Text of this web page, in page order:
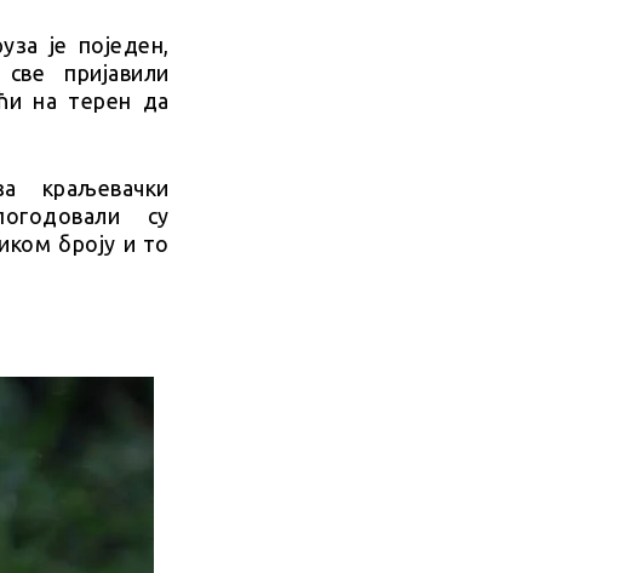
је поједен,
пријавили
на терен да
краљевачки
су
броју и то